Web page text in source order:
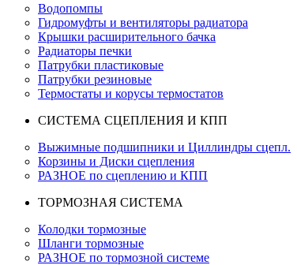
Водопомпы
Гидромуфты и вентиляторы радиатора
Крышки расширительного бачка
Радиаторы печки
Патрубки пластиковые
Патрубки резиновые
Термостаты и корусы термостатов
СИСТЕМА СЦЕПЛЕНИЯ И КПП
Выжимные подшипники и Циллиндры сцепл.
Корзины и Диски сцепления
РАЗНОЕ по сцеплению и КПП
ТОРМОЗНАЯ СИСТЕМА
Колодки тормозные
Шланги тормозные
РАЗНОЕ по тормозной системе